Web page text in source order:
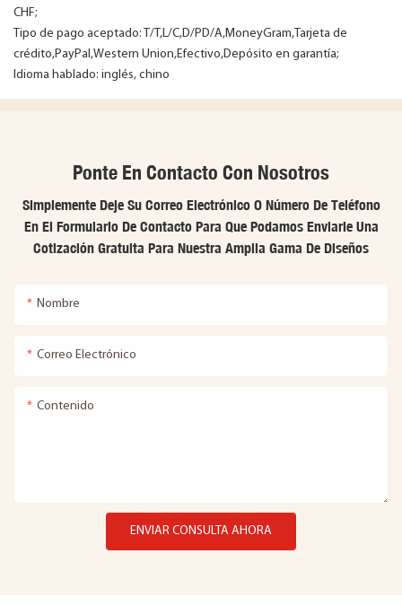
CHF;
Tipo de pago aceptado: T/T,L/C,D/PD/A,MoneyGram,Tarjeta de
crédito,PayPal,Western Union,Efectivo,Depósito en garantía;
Idioma hablado: inglés, chino
Ponte En Contacto Con Nosotros
Simplemente Deje Su Correo Electrónico O Número De Teléfono
En El Formulario De Contacto Para Que Podamos Enviarle Una
Cotización Gratuita Para Nuestra Amplia Gama De Diseños
Nombre
Correo Electrónico
Contenido
ENVIAR CONSULTA AHORA